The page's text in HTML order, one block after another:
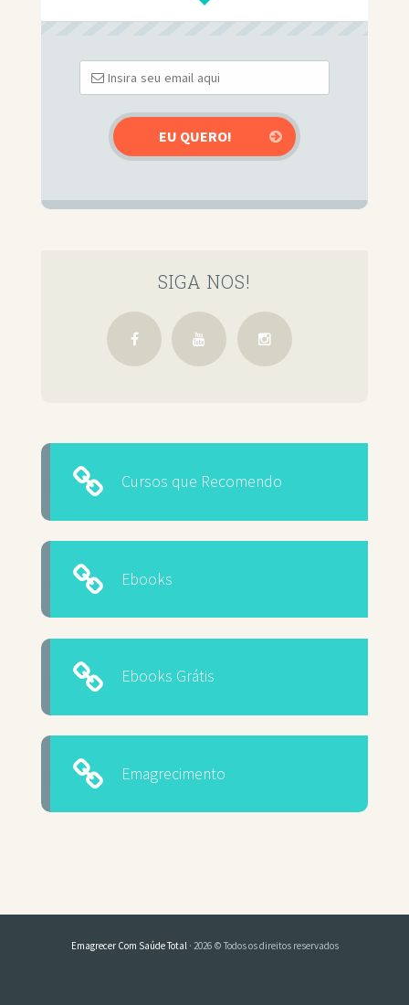
SIGA NOS!
Cursos que Recomendo
Ebooks
Ebooks Grátis
Emagrecimento
Emagrecer Com Saúde Total · 2026 © Todos os direitos reservados